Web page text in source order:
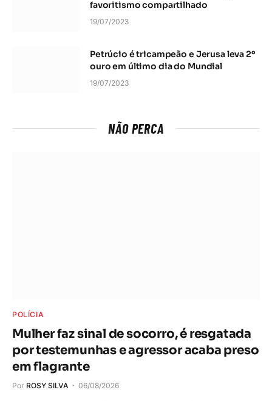
favoritismo compartilhado
19/07/2023
Petrúcio é tricampeão e Jerusa leva 2º
ouro em último dia do Mundial
19/07/2023
NÃO PERCA
POLÍCIA
Mulher faz sinal de socorro, é resgatada
por testemunhas e agressor acaba preso
em flagrante
Por ROSY SILVA 06/08/2026